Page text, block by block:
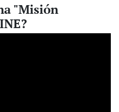
"Misión